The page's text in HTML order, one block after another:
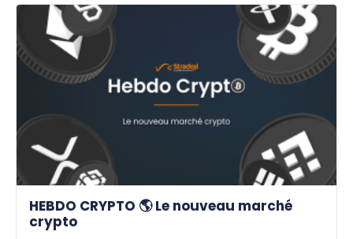
HEBDO CRYPTO 🌎 Le nouveau marché
crypto